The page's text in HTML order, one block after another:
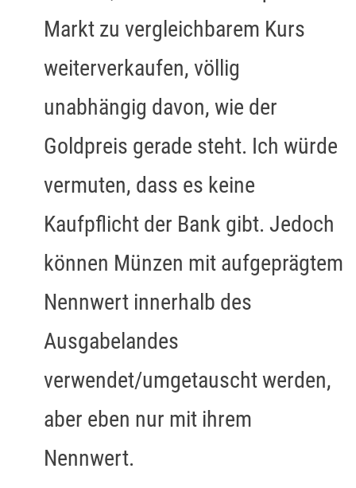
Markt zu vergleichbarem Kurs
weiterverkaufen, völlig
unabhängig davon, wie der
Goldpreis gerade steht. Ich würde
vermuten, dass es keine
Kaufpflicht der Bank gibt. Jedoch
können Münzen mit aufgeprägtem
Nennwert innerhalb des
Ausgabelandes
verwendet/umgetauscht werden,
aber eben nur mit ihrem
Nennwert.